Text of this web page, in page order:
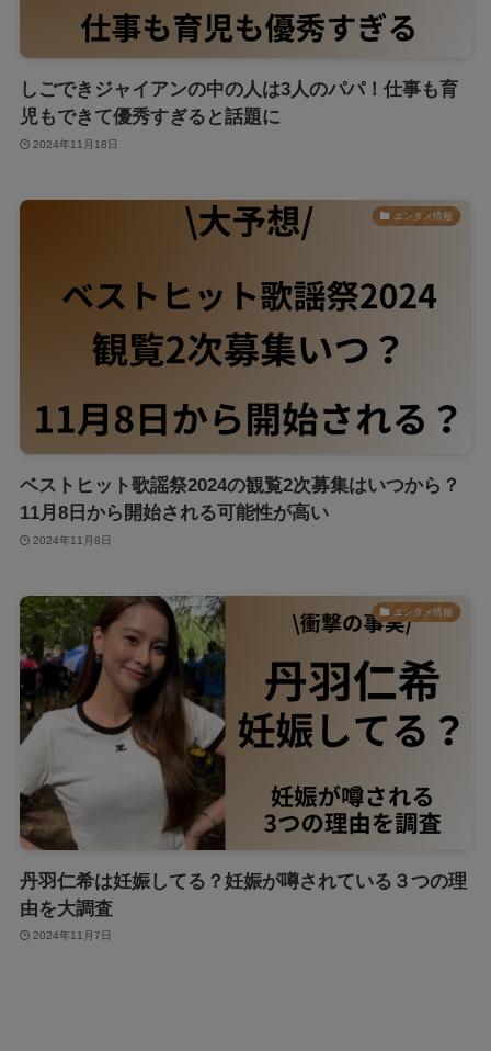
しごできジャイアンの中の人は3人のパパ！仕事も育
児もできて優秀すぎると話題に
2024年11月18日
エンタメ情報
ベストヒット歌謡祭2024の観覧2次募集はいつから？
11月8日から開始される可能性が高い
2024年11月8日
エンタメ情報
丹羽仁希は妊娠してる？妊娠が噂されている３つの理
由を大調査
2024年11月7日